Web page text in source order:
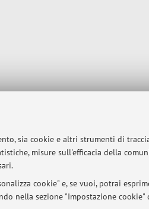
sia cookie e altri strumenti di
misure sull'efficacia della
cookie" e, se vuoi, potrai
nella sezione "Impostazione cookie"